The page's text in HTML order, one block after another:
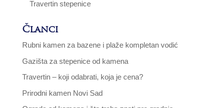
Travertin stepenice
Članci
Rubni kamen za bazene i plaže kompletan vodić
Gazišta za stepenice od kamena
Travertin – koji odabrati, koja je cena?
Prirodni kamen Novi Sad